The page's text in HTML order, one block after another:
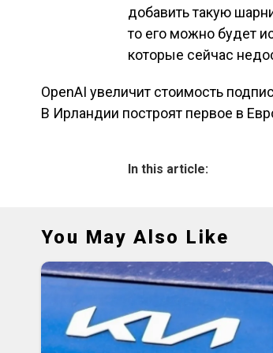
добавить такую
то его можно будет
которые сейчас
Навигация
OpenAI увеличит стоимость
В Ирландии построят первое в
In this article:
You May Also Like